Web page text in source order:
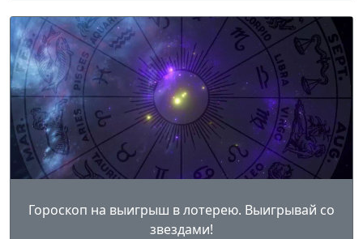
Гороскоп на выигрыш в лотерею. Выигрывай со
звездами!